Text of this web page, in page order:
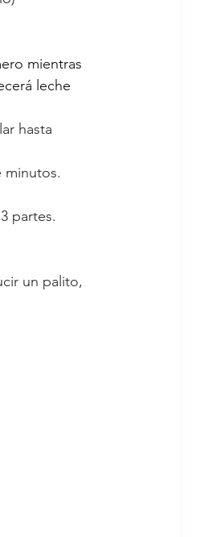
mientras
leche
hasta
minutos.
partes.
un palito,